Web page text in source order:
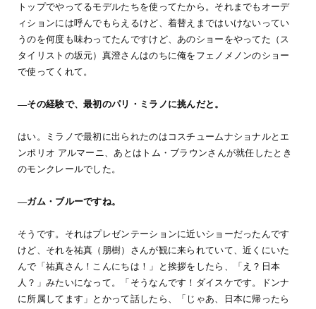
トップでやってるモデルたちを使ってたから。それまでもオーデ
ィションには呼んでもらえるけど、着替えまではいけないってい
うのを何度も味わってたんですけど、あのショーをやってた（ス
タイリストの坂元）真澄さんはのちに俺をフェノメノンのショー
で使ってくれて。
―その経験で、最初のパリ・ミラノに挑んだと。
はい。ミラノで最初に出られたのはコスチュームナショナルとエ
ンポリオ アルマーニ、あとはトム・ブラウンさんが就任したとき
のモンクレールでした。
―ガム・ブルーですね。
そうです。それはプレゼンテーションに近いショーだったんです
けど、それを祐真（朋樹）さんが観に来られていて、近くにいた
んで「祐真さん！こんにちは！」と挨拶をしたら、「え？日本
人？」みたいになって。「そうなんです！ダイスケです。ドンナ
に所属してます」とかって話したら、「じゃあ、日本に帰ったら